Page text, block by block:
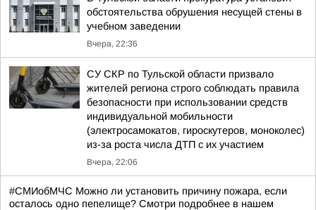
обстоятельства обрушения несущей стены в
учебном заведении
Вчера, 22:36
СУ СКР по Тульской области призвало
жителей региона строго соблюдать правила
безопасности при использовании средств
индивидуальной мобильности
(электросамокатов, гироскутеров, моноколес)
из-за роста числа ДТП с их участием
Вчера, 22:06
#СМИобМЧС Можно ли установить причину пожара, если
осталось одно пепелище? Смотри подробнее в нашем